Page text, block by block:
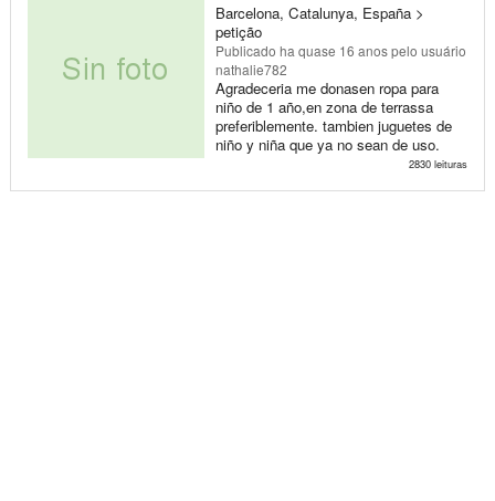
Barcelona, Catalunya, España >
petição
Publicado ha quase 16 anospelo usuário
nathalie782
Agradeceria me donasen ropa para
niño de 1 año,en zona de terrassa
preferiblemente. tambien juguetes de
niño y niña que ya no sean de uso.
2830 leituras